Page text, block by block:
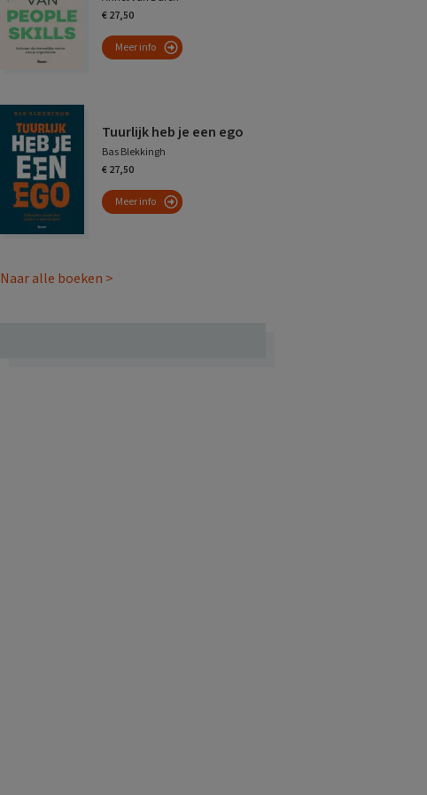
€ 27,50
Meer info
Tuurlijk heb je een ego
Bas Blekkingh
€ 27,50
Meer info
Naar alle boeken >